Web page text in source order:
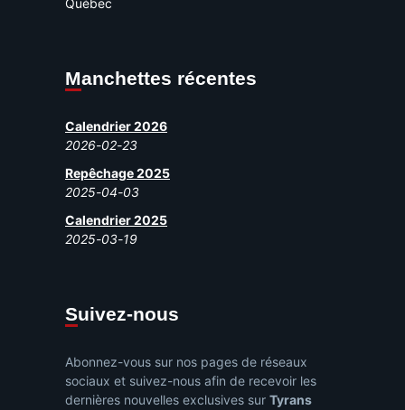
Québec
Manchettes récentes
Calendrier 2026
2026-02-23
Repêchage 2025
2025-04-03
Calendrier 2025
2025-03-19
Suivez-nous
Abonnez-vous sur nos pages de réseaux
sociaux et suivez-nous afin de recevoir les
dernières nouvelles exclusives sur Tyrans